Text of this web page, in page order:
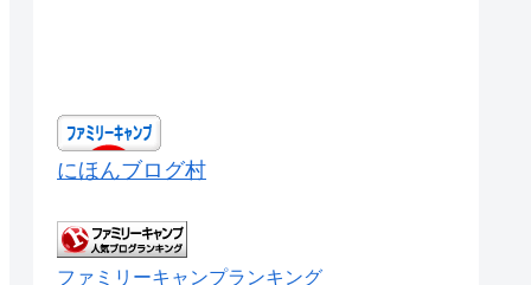
にほんブログ村
ファミリーキャンプランキング